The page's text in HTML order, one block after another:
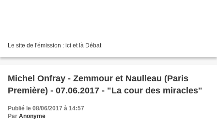
Le site de l'émission : ici et là Débat
Michel Onfray - Zemmour et Naulleau (Paris
Première) - 07.06.2017 - "La cour des miracles"
Publié le 08/06/2017 à 14:57
Par Anonyme